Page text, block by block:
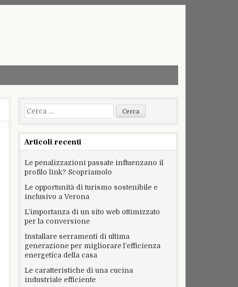
Ricerca
per:
Articoli recenti
Le penalizzazioni passate influenzano il
profilo link? Scopriamolo
Le opportunità di turismo sostenibile e
inclusivo a Verona
L’importanza di un sito web ottimizzato
per la conversione
Installare serramenti di ultima
generazione per migliorare l’efficienza
energetica della casa
Le caratteristiche di una cucina
industriale efficiente